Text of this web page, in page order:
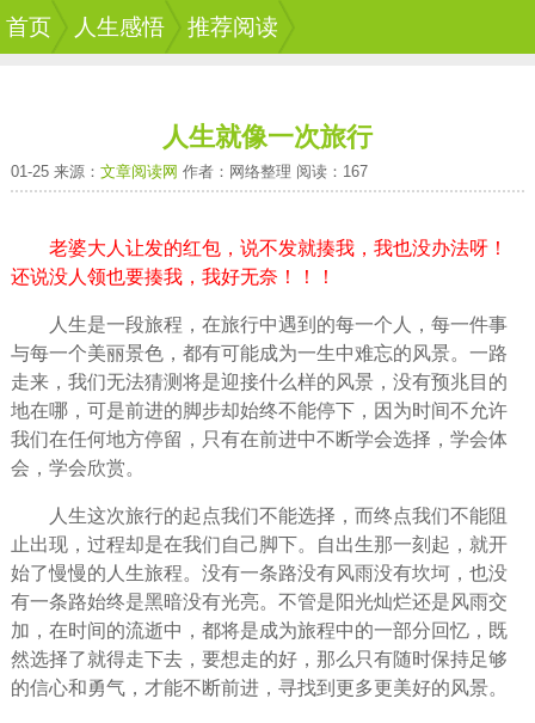
首页 人生感悟 推荐阅读
人生就像一次旅行
01-25 来源： 文章阅读网 作者：网络整理 阅读：167
老婆大人让发的红包，说不发就揍我，我也没办法呀！
还说没人领也要揍我，我好无奈！！！
人生是一段旅程，在旅行中遇到的每一个人
，每一件事
与每一个美丽景色，都有可能成为一生中难忘的风景。一路
走来，我们无法猜测将是迎接什么样的风景，没有预兆目的
地在哪，可是前进的脚步却始终不能停下，因为时间不允许
我们在任何地方停留，只有在前进中不断学会选择，学会体
会，学会欣赏。
人生这次旅行的起点我们不能选择，而终点我们不能阻
止出现，过程却是在我们自己脚下。自出生那一刻起，就开
始了慢慢的人生旅程。没有一条路没有风雨没有坎坷，也没
有一条路始终是黑暗没有光亮。不管是阳光灿烂还是风雨交
加，在时间的流逝中，都将是成为旅程中的一部分回忆，既
然选择了就得走下去，要想走的好，那么只有随时保持足够
的信心和勇气，才能不断前进，寻找到更多更美好的风景。